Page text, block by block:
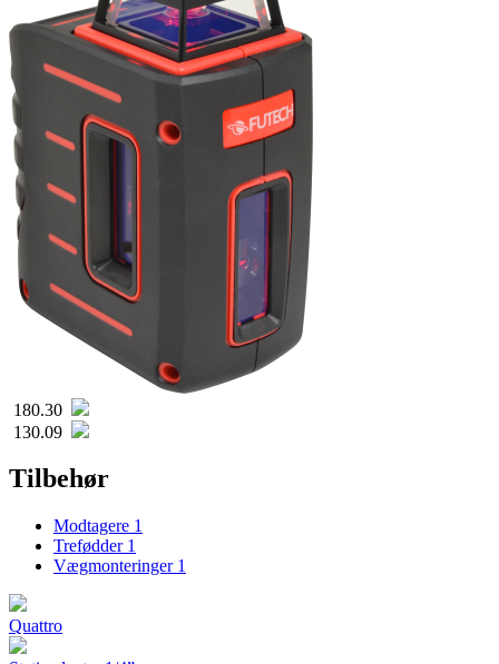
180.30
130.09
Tilbehør
Modtagere 1
Trefødder 1
Vægmonteringer 1
Quattro